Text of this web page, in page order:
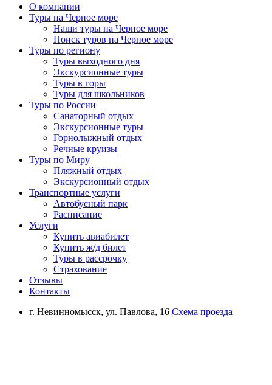
О компании
Туры на Черное море
Наши туры на Черное море
Поиск туров на Черное море
Туры по региону
Туры выходного дня
Экскурсионные туры
Туры в горы
Туры для школьников
Туры по России
Санаторный отдых
Экскурсионные туры
Горнолыжный отдых
Речные круизы
Туры по Миру
Пляжный отдых
Экскурсионный отдых
Транспортные услуги
Автобусный парк
Расписание
Услуги
Купить авиабилет
Купить ж/д билет
Туры в рассрочку
Страхование
Отзывы
Контакты
г. Невинномысск, ул. Павлова, 16 Схема проезда